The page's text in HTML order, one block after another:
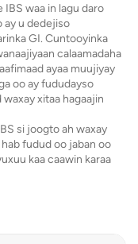
IBS waa in lagu daro
ay u dedejiso
GI. Cuntooyinka
calaamadaha
ayaa muujiyay
oo ay fududayso
xitaa hagaajin
si joogto ah waxay
fudud oo jaban oo
kaa caawin karaa